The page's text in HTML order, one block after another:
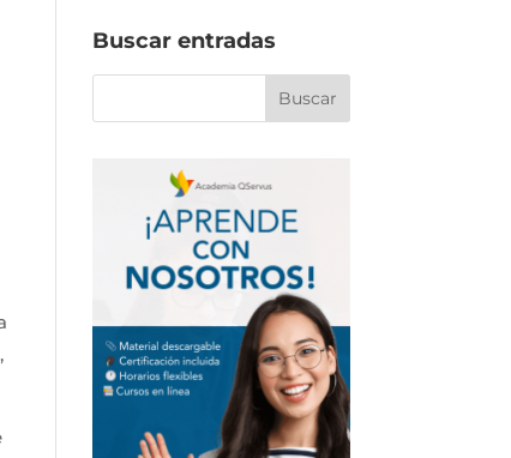
Buscar entradas